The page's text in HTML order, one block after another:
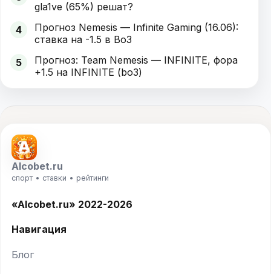
gla1ve (65%) решат?
4
Прогноз Nemesis — Infinite Gaming (16.06):
ставка на -1.5 в Bo3
5
Прогноз: Team Nemesis — INFINITE, фора
+1.5 на INFINITE (bo3)
Alcobet.ru
спорт • ставки • рейтинги
«Alcobet.ru» 2022-2026
Навигация
Блог